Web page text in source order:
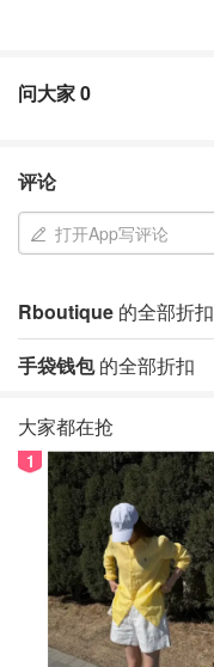
问大家0
评论
打开App写评论
Rboutique 的全部折扣
手袋钱包的全部折扣
大家都在抢
1